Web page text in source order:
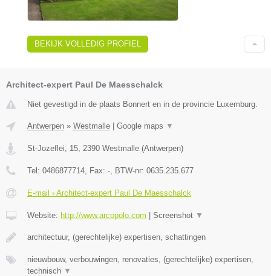
BEKIJK VOLLEDIG PROFIEL
Architect-expert Paul De Maesschalck
Niet gevestigd in de plaats Bonnert en in de provincie Luxemburg.
Antwerpen » Westmalle Google maps ▼
St-Jozeflei, 15 2390 Westmalle (Antwerpen)
Tel: 0486877714 , Fax: - , BTW-nr: 0635.235.677
E-mail › Architect-expert Paul De Maesschalck
Website: http://www.arcopolo.com Screenshot ▼
architectuur, (gerechtelijke) expertisen, schattingen
nieuwbouw, verbouwingen, renovaties, (gerechtelijke) expertisen,
technisch ▼